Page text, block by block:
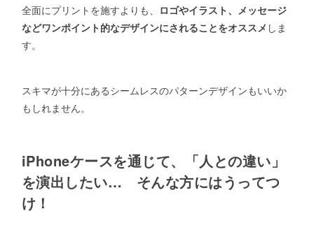
全面にプリントを施すよりも、
ロゴやイラスト、メッセージ
などワンポイント的なデザインにされることをオススメ しま
す。
スキマが十分にあるシームレスのパターンデザインもいいか
もしれません。
iPhoneケースを通じて、「人との違い」
を演出したい… そんな方にはうってつ
け！